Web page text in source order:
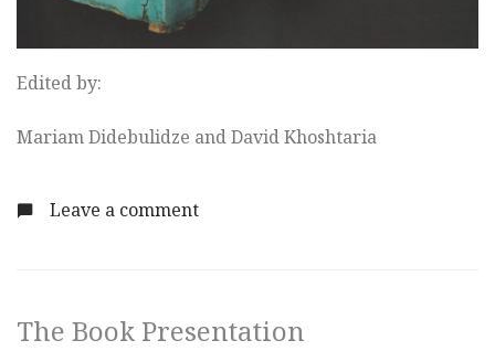
Edited by:
Mariam Didebulidze and David Khoshtaria
Leave a comment
The Book Presentation